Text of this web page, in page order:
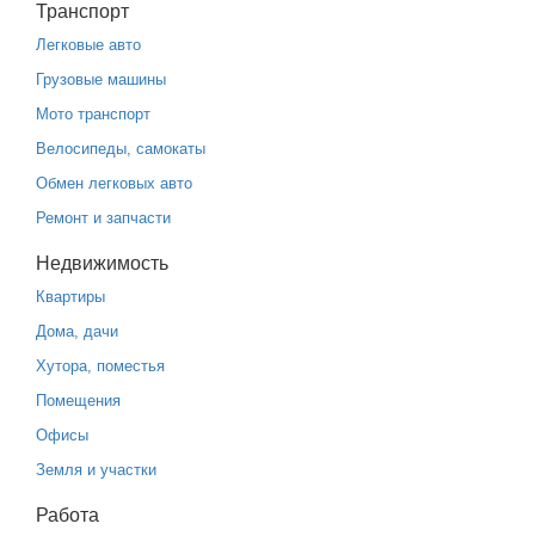
Транспорт
Легковые авто
Грузовые машины
Мото транспорт
Велосипеды, самокаты
Обмен легковых авто
Ремонт и запчасти
Недвижимость
Квартиры
Дома, дачи
Хутора, поместья
Помещения
Офисы
Земля и участки
Работа